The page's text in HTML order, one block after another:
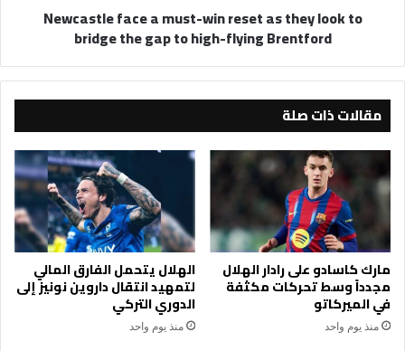
high-
flying
Brentford
Newcastle face a must-win reset as they look to
bridge the gap to high-flying Brentford
مقالات ذات صلة
مارك كاسادو على رادار الهلال
مجدداً وسط تحركات مكثفة
في الميركاتو
منذ يوم واحد
الهلال يتحمل الفارق المالي
لتمهيد انتقال داروين نونيز إلى
الدوري التركي
منذ يوم واحد